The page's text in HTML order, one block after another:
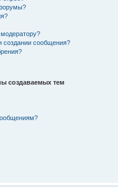
создании сообщения?
создаваемых тем